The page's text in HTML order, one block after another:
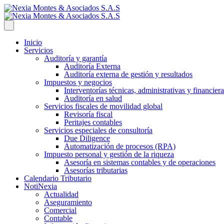
Inicio
Servicios
Auditoría y garantía
Auditoría Externa
Auditoría externa de gestión y resultados
Impuestos y negocios
Interventorías técnicas, administrativas y
Auditoría en salud
Servicios fiscales de movilidad global
Revisoría fiscal
Peritajes contables
Servicios especiales de consultoría
Due Diligence
Automatización de procesos (RPA)
Impuesto personal y gestión de la riqueza
Asesoría en sistemas contables y de operaciones
Asesorías tributarias
Calendario Tributario
NotiNexia
Actualidad
Aseguramiento
Comercial
Contable